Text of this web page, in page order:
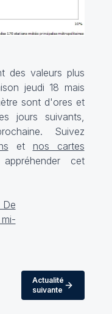
des valeurs plus
jeudi 18 mais
sont d'ores et
jours suivants,
Suivez
et nos cartes
cet
Actualité
suivante